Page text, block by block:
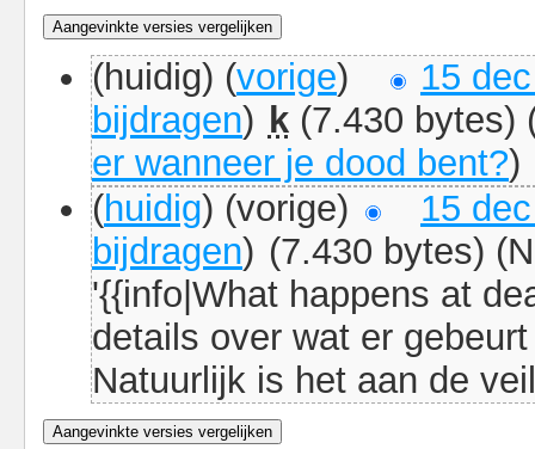
(huidig) (vorige)
15
bijdragen) k (7.430 bytes)
er wanneer je dood bent?)
(huidig) (vorige)
15
bijdragen) (7.430 bytes)
'{{info|What happens at
details over wat er
Natuurlijk is het aan de